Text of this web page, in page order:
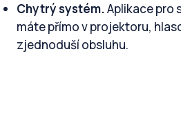
Chytrý systém.Aplikace pro
máte přímo v projektoru,
zjednoduší obsluhu.